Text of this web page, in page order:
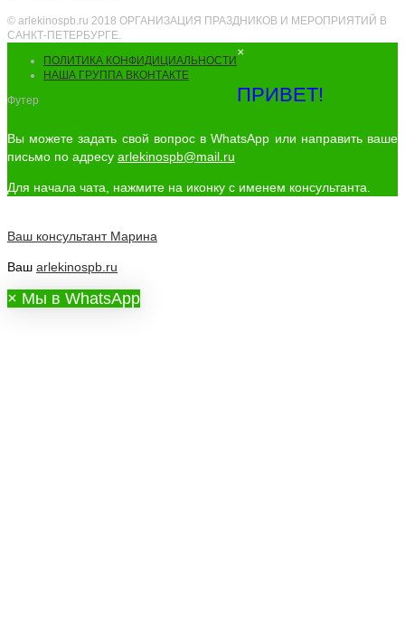
© arlekinospb.ru 2018 ОРГАНИЗАЦИЯ ПРАЗДНИКОВ И МЕРОПРИЯТИЙ В
САНКТ-ПЕТЕРБУРГЕ.
ПОЛИТИКА КОНФИДИЦИАЛЬНОСТИ
НАША ГРУППА ВКОНТАКТЕ
Футер
×
ПРИВЕТ!
Вы можете задать свой вопрос в WhatsApp или направить ваше
письмо по адресу arlekinospb@mail.ru
Для начала чата, нажмите на иконку с именем консультанта.
Ваш консультант Марина
Ваш arlekinospb.ru
× Мы в WhatsApp